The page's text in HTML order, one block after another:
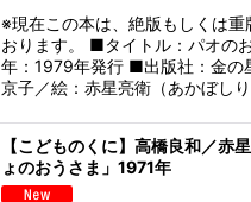
※現在この本は、絶版もしくは重
おります。 ■タイトル：パオの
年：1979年発行 ■出版社：金の
京子／絵：赤星亮衛（あかぼし
【こどものくに】高橋良和／赤
ょのおうさま」1971年